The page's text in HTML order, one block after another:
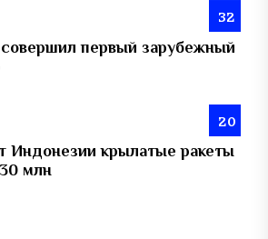
32
первый зарубежный
20
Индонезии крылатые ракеты
млн